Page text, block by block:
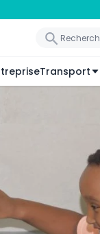
Transport